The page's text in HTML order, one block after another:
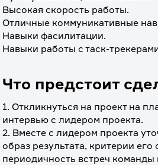
Высокая скорость работы.
Отличные коммуникативные
Навыки фасилитации.
Навыки работы с таск-
Что предстоит
1. Откликнуться на проект на
интервью с лидером проекта.
2. Вместе с лидером проекта
образ результата, критерии
периодичность встреч команды